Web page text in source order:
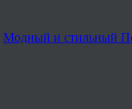
Модный и стильный